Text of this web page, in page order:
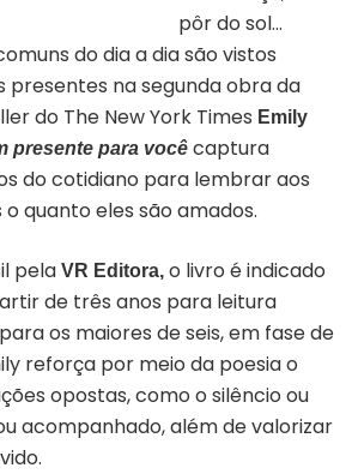
pôr do sol…
do dia a dia são vistos
presentes na segunda obra da
do The New York Times Emily
presente para você captura
do cotidiano para lembrar aos
quanto eles são amados.
pela VR Editora, o livro é indicado
de três anos para leitura
os maiores de seis, em fase de
reforça por meio da poesia o
opostas, como o silêncio ou
acompanhado, além de valorizar